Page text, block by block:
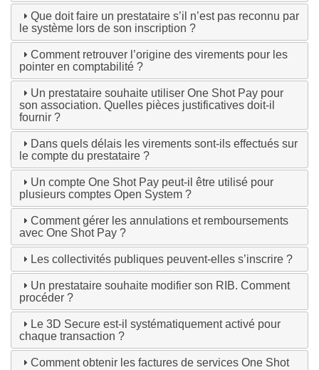
Que doit faire un prestataire s’il n’est pas reconnu par
le système lors de son inscription ?
Comment retrouver l’origine des virements pour les
pointer en comptabilité ?
Un prestataire souhaite utiliser One Shot Pay pour
son association. Quelles pièces justificatives doit-il
fournir ?
Dans quels délais les virements sont-ils effectués sur
le compte du prestataire ?
Un compte One Shot Pay peut-il être utilisé pour
plusieurs comptes Open System ?
Comment gérer les annulations et remboursements
avec One Shot Pay ?
Les collectivités publiques peuvent-elles s’inscrire ?
Un prestataire souhaite modifier son RIB. Comment
procéder ?
Le 3D Secure est-il systématiquement activé pour
chaque transaction ?
Comment obtenir les factures de services One Shot